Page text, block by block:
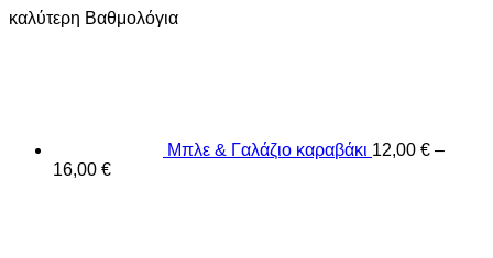
καλύτερη Βαθμολόγια
Μπλε & Γαλάζιο καραβάκι 12,00 € –
16,00 €